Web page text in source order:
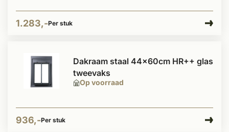
1.283,-Per stuk
Op voorraad
Dakraam staal 44x60cm HR++ glas
tweevaks
936,-Per stuk